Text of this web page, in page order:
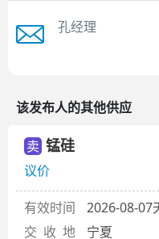
孔经理
该发布人的其他供应
卖 锰硅
议价
有效时间
2026-08-07
交 收 地
宁夏